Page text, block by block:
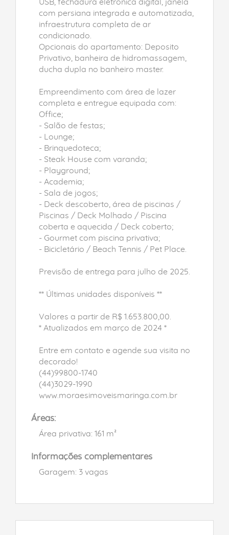
USB, fechadura eletrônica digital, janela
com persiana integrada e automatizada,
infraestrutura completa de ar
condicionado.
Opcionais do apartamento: Deposito
Privativo, banheira de hidromassagem,
ducha dupla no banheiro master.
Empreendimento com área de lazer
completa e entregue equipada com:
Office;
- Salão de festas;
- Lounge;
- Brinquedoteca;
- Steak House com varanda;
- Playground;
- Academia;
- Sala de jogos;
- Deck descoberto, área de piscinas /
Piscinas / Deck Molhado / Piscina
coberta e aquecida / Deck coberto;
- Gourmet com piscina privativa;
- Bicicletário / Beach Tennis / Pet Place.
Previsão de entrega para julho de 2025.
** Últimas unidades disponíveis **
Valores a partir de R$ 1.653.800,00.
* Atualizados em março de 2024 *
Entre em contato e agende sua visita no
decorado!
(44)99800-1740
(44)3029-1990
www.moraesimoveismaringa.com.br
Áreas:
Área privativa: 161 m²
Informações complementares
Garagem: 3 vagas